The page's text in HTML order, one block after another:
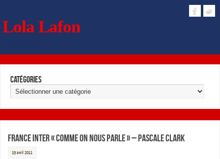
Lola Lafon
Catégories
France Inter « Comme on nous parle » – Pascale Clark
19 avril 2011